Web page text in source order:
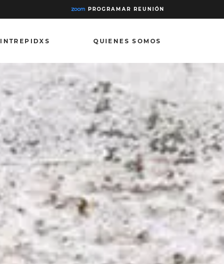
PROGRAMAR REUNIÓN
INTREPIDXS QUIENES SOMOS